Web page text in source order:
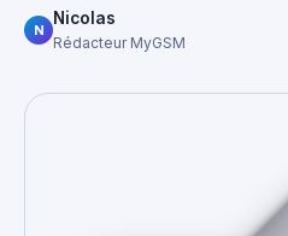
N
Nicolas
Rédacteur MyGSM